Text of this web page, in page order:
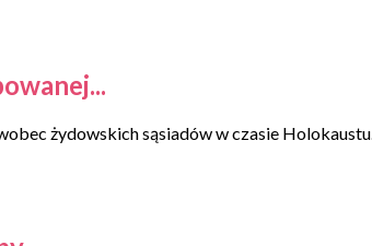
żydowskich sąsiadów w czasie Holokaustu.